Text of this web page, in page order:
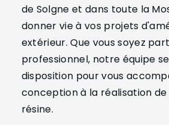
de Solgne et dans toute la
donner vie à vos projets
extérieur. Que vous soyez
professionnel, notre équipe
disposition pour vous
conception à la réalisation
résine.